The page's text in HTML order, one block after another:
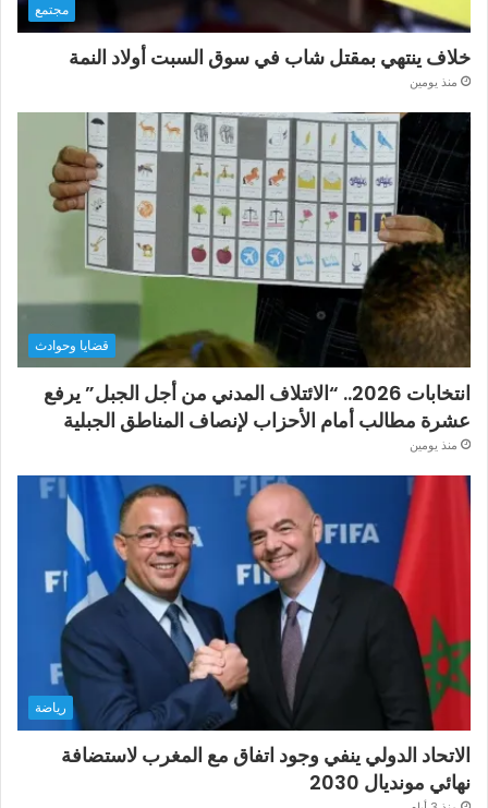
مجتمع
خلاف ينتهي بمقتل شاب في سوق السبت أولاد النمة
منذ يومين
قضايا وحوادث
انتخابات 2026.. “الائتلاف المدني من أجل الجبل” يرفع
عشرة مطالب أمام الأحزاب لإنصاف المناطق الجبلية
منذ يومين
رياضة
الاتحاد الدولي ينفي وجود اتفاق مع المغرب لاستضافة
نهائي مونديال 2030